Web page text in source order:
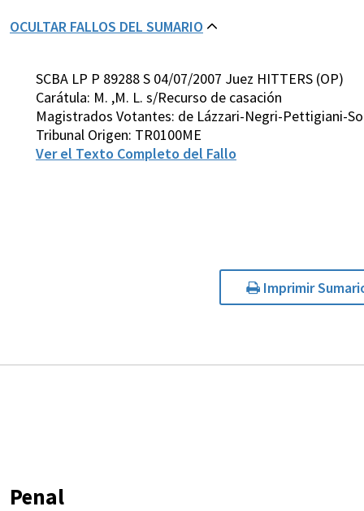
OCULTAR FALLOS DEL SUMARIO
SCBA LP P 89288 S 04/07/2007 Juez HITTERS (OP)
Carátula: M. ,M. L. s/Recurso de casación
Magistrados Votantes: de Lázzari-Negri-Pettigiani-
Tribunal Origen: TR0100ME
Ver el Texto Completo del Fallo
Imprimir
Penal